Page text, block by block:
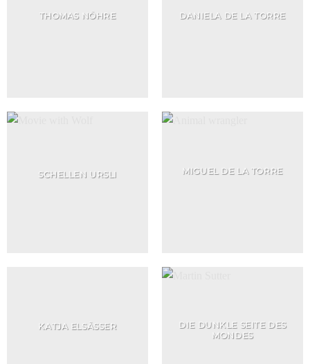
THOMAS NÖHRE DANIELA DE LA TORRE
SCHELLEN URSLI MIGUEL DE LA TORRE
KATJA ELSÄSSER
DIE DUNKLE SEITE DES
MONDES